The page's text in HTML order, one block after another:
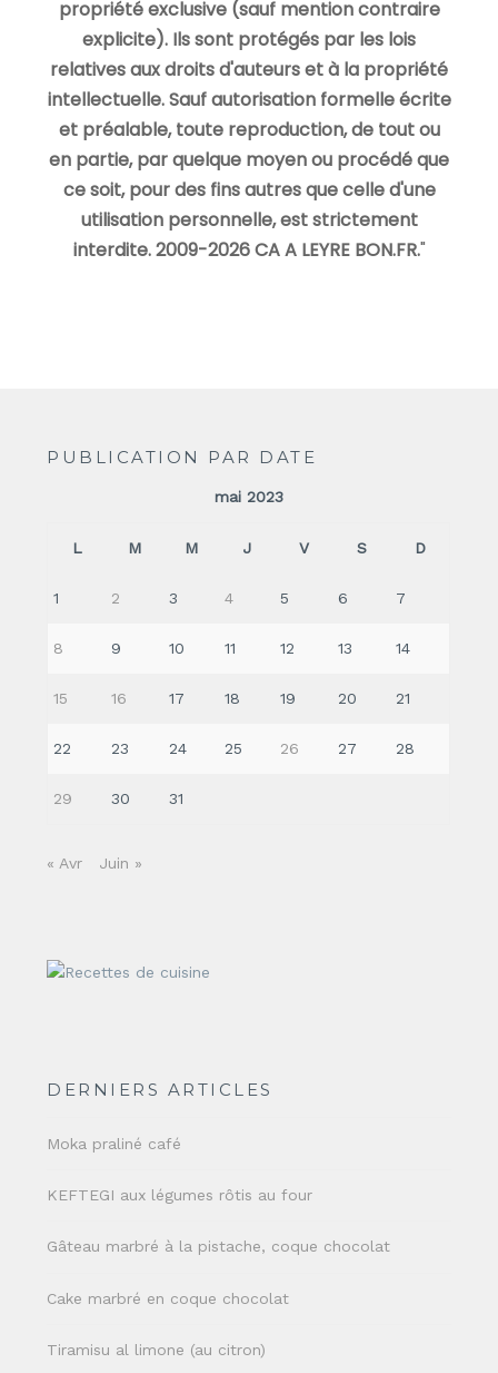
propriété exclusive (sauf mention contraire
explicite). Ils sont protégés par les lois
relatives aux droits d'auteurs et à la propriété
intellectuelle. Sauf autorisation formelle écrite
et préalable, toute reproduction, de tout ou
en partie, par quelque moyen ou procédé que
ce soit, pour des fins autres que celle d'une
utilisation personnelle, est strictement
interdite. 2009-2026 CA A LEYRE BON.FR."
PUBLICATION PAR DATE
mai 2023
L M M J V S D
1 2 3 4 5 6 7
8 9 10 11 12 13 14
15 16 17 18 19 20 21
22 23 24 25 26 27 28
29 30 31
« Avr Juin »
DERNIERS ARTICLES
Moka praliné café
KEFTEGI aux légumes rôtis au four
Gâteau marbré à la pistache, coque chocolat
Cake marbré en coque chocolat
Tiramisu al limone (au citron)